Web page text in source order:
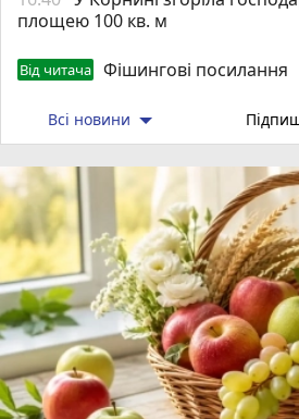
площею 100 кв. м
Від читача Фішингові посилання
Всі новини